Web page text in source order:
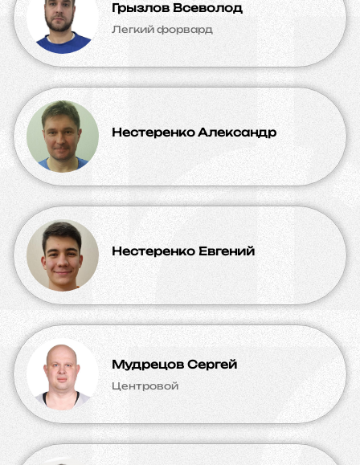
Грызлов Всеволод
Легкий форвард
Нестеренко Александр
Нестеренко Евгений
Мудрецов Сергей
Центровой